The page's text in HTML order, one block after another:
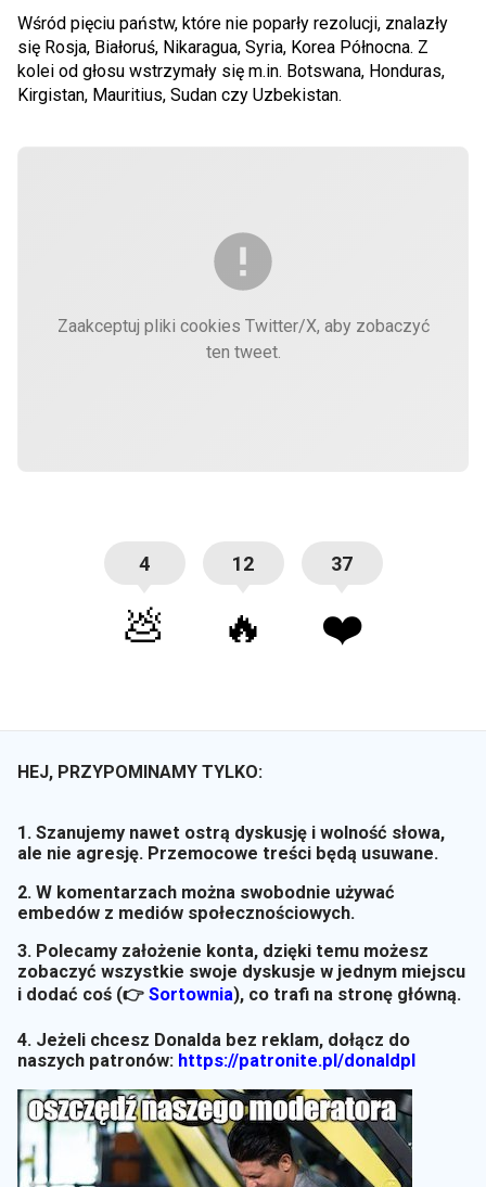
Wśród pięciu państw, które nie poparły rezolucji, znalazły
się Rosja, Białoruś, Nikaragua, Syria, Korea Północna. Z
kolei od głosu wstrzymały się m.in. Botswana, Honduras,
Kirgistan, Mauritius, Sudan czy Uzbekistan.
Zaakceptuj pliki cookies Twitter/X, aby zobaczyć
ten tweet.
4
💩
12
🔥
37
❤️
HEJ, PRZYPOMINAMY TYLKO:
1. Szanujemy nawet ostrą dyskusję i wolność słowa,
ale nie agresję. Przemocowe treści będą usuwane.
2. W komentarzach można swobodnie używać
embedów z mediów społecznościowych.
3. Polecamy założenie konta, dzięki temu możesz
zobaczyć wszystkie swoje dyskusje w jednym miejscu
i dodać coś (👉 Sortownia), co trafi na stronę główną.
4. Jeżeli chcesz Donalda bez reklam, dołącz do
naszych patronów: https://patronite.pl/donaldpl